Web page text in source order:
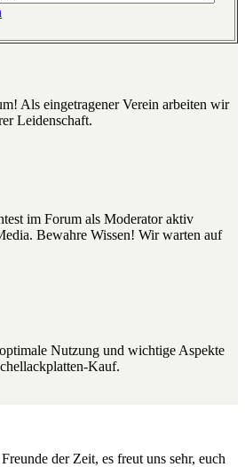
Als eingetragener Verein arbeiten wir
Leidenschaft.
im Forum als Moderator aktiv
Bewahre Wissen! Wir warten auf
Nutzung und wichtige Aspekte
Kauf.
der Zeit, es freut uns sehr, euch